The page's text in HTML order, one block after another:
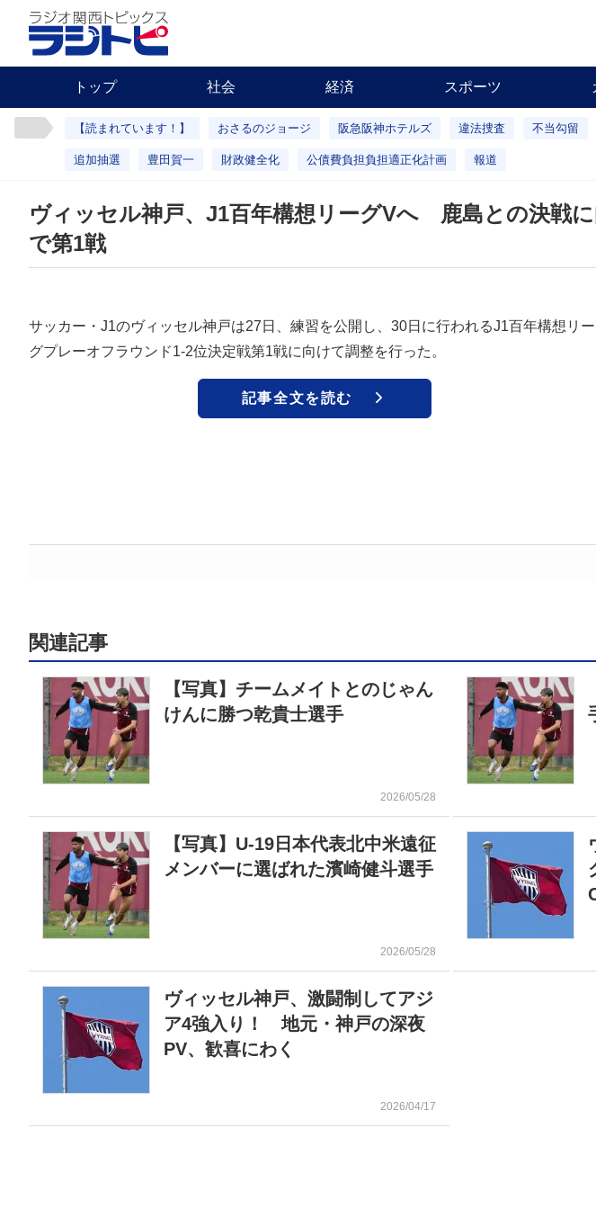
トップ 社会 経済 スポーツ
【読まれています！】 おさるのジョージ 阪急阪神ホテルズ 違法捜査 不当勾留
追加抽選 豊田賀一 財政健全化 公債費負担負担適正化計画 報道
ヴィッセル神戸、J1百年構想リーグVへ 鹿島との決戦
で第1戦
サッカー・J1のヴィッセル神戸は27日、練習を公開し、30日に行われるJ1百年構想リー
グプレーオフラウンド1-2位決定戦第1戦に向けて調整を行った。
記事全文を読む
関連記事
【写真】チームメイトとのじゃん
けんに勝つ乾貴士選手
2026/05/28
【写真】U-19日本代表北中⽶遠征
メンバーに選ばれた濱崎健斗選手
2026/05/28
ヴィッセル神戸、激闘制してアジ
ア4強入り！ 地元・神戸の深夜
PV、歓喜にわく
2026/04/17